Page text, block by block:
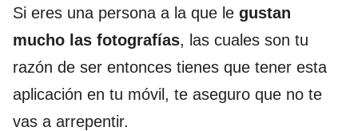
Si eres una persona a la que le gustan
mucho las fotografías, las cuales son tu
razón de ser entonces tienes que tener esta
aplicación en tu móvil, te aseguro que no te
vas a arrepentir.